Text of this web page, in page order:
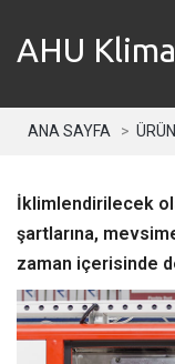
AHU
ANA SAYFA >
İklimlendirilecek
şartlarına,
zaman içerisinde